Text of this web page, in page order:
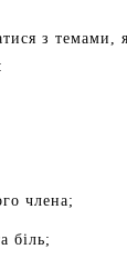
з темами,
члена;
біль;